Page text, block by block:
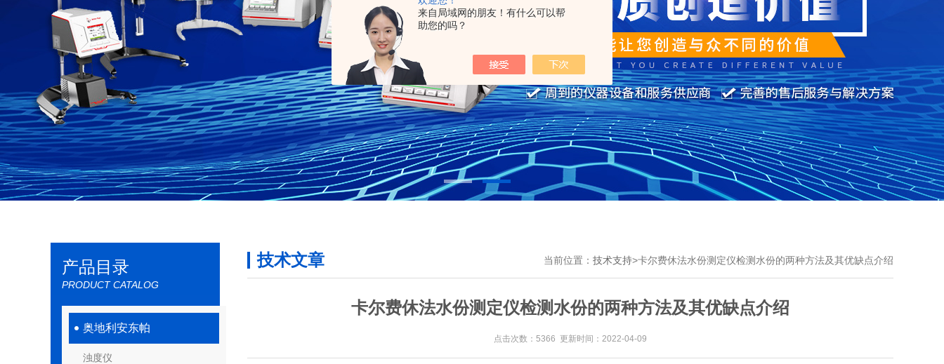
来自局域网的朋友！有什么可以帮
助您的吗？
产品目录
PRODUCT CATALOG
奥地利安东帕
浊度仪
技术文章 当前位置： 技术支持>卡尔费休法水份测定仪检测水份的两种方法及其优缺点介绍
卡尔费休法水份测定仪检测水份的两种方法及其优缺点介绍
点击次数：5366 更新时间：2022-04-09